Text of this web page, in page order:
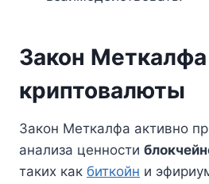
Закон
криптовалюты
Закон Меткалфа активно
анализа ценности
таких как биткойн и